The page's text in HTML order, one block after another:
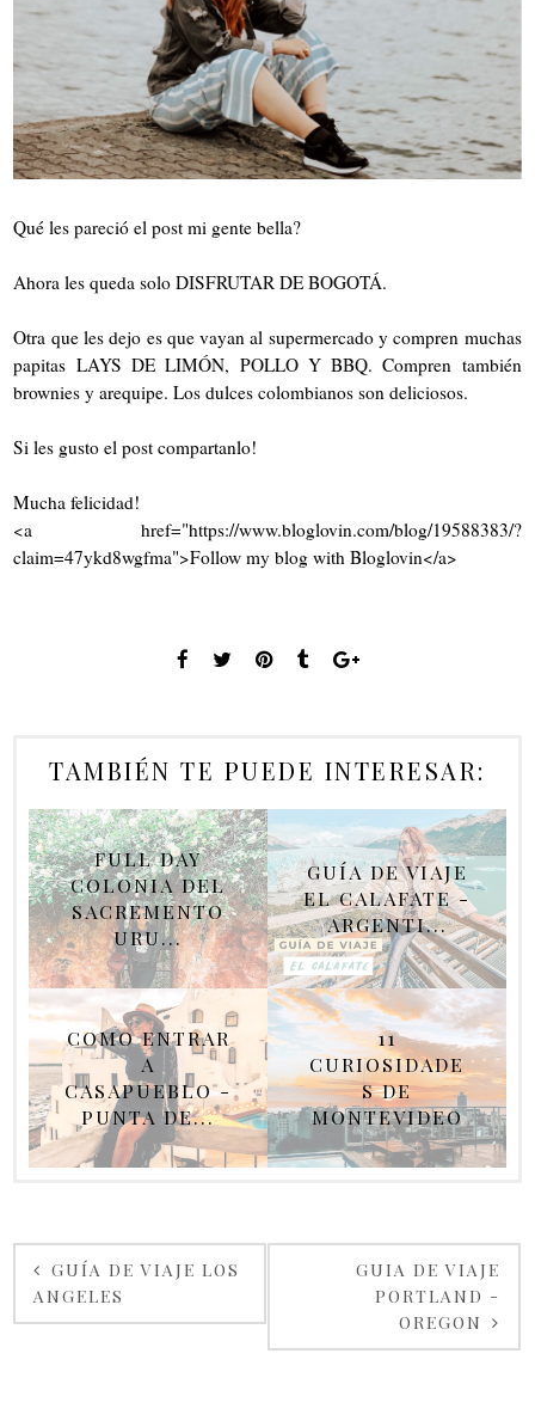
Qué les pareció el post mi gente bella?
Ahora les queda solo DISFRUTAR DE BOGOTÁ.
Otra que les dejo es que vayan al supermercado y compren muchas
papitas LAYS DE LIMÓN, POLLO Y BBQ. Compren también
brownies y arequipe. Los dulces colombianos son deliciosos.
Si les gusto el post compartanlo!
Mucha felicidad!
<a href="https://www.bloglovin.com/blog/19588383/?
claim=47ykd8wgfma">Follow my blog with Bloglovin</a>
TAMBIÉN TE PUEDE INTERESAR:
FULL DAY
COLONIA DEL
SACREMENTO
URU...
GUÍA DE VIAJE
EL CALAFATE -
ARGENTI...
COMO ENTRAR
A
CASAPUEBLO -
PUNTA DE...
11
CURIOSIDADE
S DE
MONTEVIDEO
GUÍA DE VIAJE LOS
ANGELES
GUIA DE VIAJE
PORTLAND -
OREGON